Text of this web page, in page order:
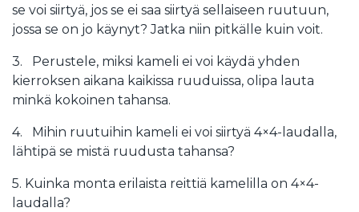
se voi siirtyä, jos se ei saa siirtyä sellaiseen ruutuun,
jossa se on jo käynyt? Jatka niin pitkälle kuin voit.
3. Perustele, miksi kameli ei voi käydä yhden
kierroksen aikana kaikissa ruuduissa, olipa lauta
minkä kokoinen tahansa.
4. Mihin ruutuihin kameli ei voi siirtyä 4×4-laudalla,
lähtipä se mistä ruudusta tahansa?
5. Kuinka monta erilaista reittiä kamelilla on 4×4-
laudalla?